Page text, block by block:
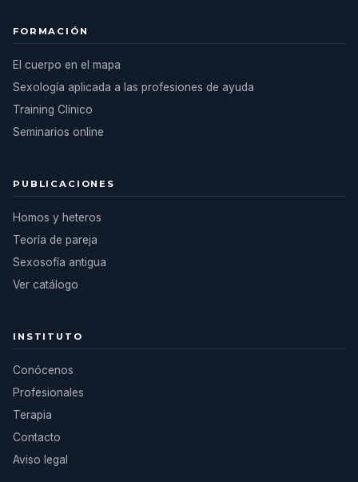
FORMACIÓN
El cuerpo en el mapa
Sexología aplicada a las profesiones de ayuda
Training Clínico
Seminarios online
PUBLICACIONES
Homos y heteros
Teoría de pareja
Sexosofía antigua
Ver catálogo
INSTITUTO
Conócenos
Profesionales
Terapia
Contacto
Aviso legal